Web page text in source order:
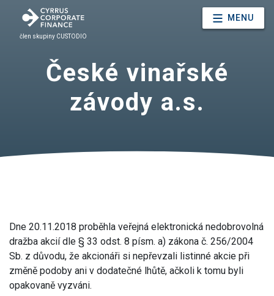
člen skupiny CUSTODIO
MENU
České vinařské
závody a.s.
Dne 20.11.2018 proběhla veřejná elektronická nedobrovolná
dražba akcií dle § 33 odst. 8 písm. a) zákona č. 256/2004
Sb. z důvodu, že akcionáři si nepřevzali listinné akcie při
změně podoby ani v dodatečné lhůtě, ačkoli k tomu byli
opakovaně vyzváni.